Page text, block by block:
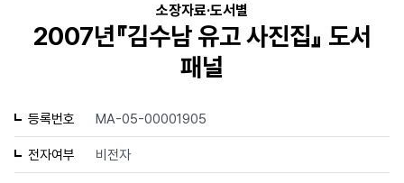
소장자료·도서별
2007년『김수남 유고 사진집』 도서
패널
등록번호 MA-05-00001905
전자여부 비전자